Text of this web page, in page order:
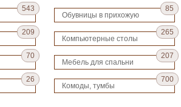
543
Обувницы в прихожую
85
209
Компьютерные столы
265
70
Мебель для спальни
207
26
Комоды, тумбы
700